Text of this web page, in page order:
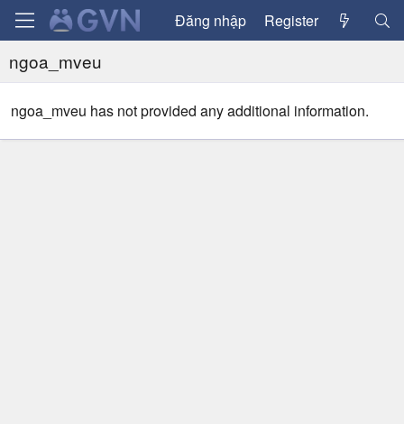
Đăng nhập Register
ngoa_mveu
ngoa_mveu has not provided any additional information.